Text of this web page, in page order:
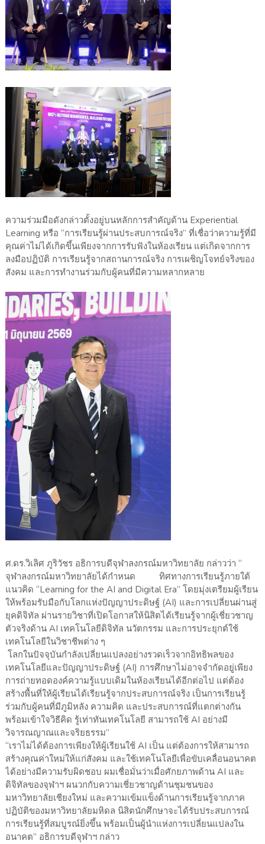
ความร่วมมือดังกล่าวตั้งอยู่บนหลักการสำคัญด้าน Experiential
Learning หรือ “การเรียนรู้ผ่านประสบการณ์จริง” ที่เชื่อว่าความรู้ที่มี
คุณค่าไม่ได้เกิดขึ้นเพียงจากการรับฟังในห้องเรียน แต่เกิดจากการ
ลงมือปฏิบัติ การเรียนรู้จากสถานการณ์จริง การเผชิญโจทย์จริงของ
สังคม และการทำงานร่วมกับผู้คนที่มีความหลากหลาย
ศ.ดร.วิเลิศ ภูริวัชร อธิการบดีจุฬาลงกรณ์มหาวิทยาลัย กล่าวว่า “
จุฬาลงกรณ์มหาวิทยาลัยได้กำหนด ทิศทางการเรียนรู้ภายใต้
แนวคิด “Learning for the AI and Digital Era” โดยมุ่งเตรียมผู้เรียน
ให้พร้อมรับมือกับโลกแห่งปัญญาประดิษฐ์ (AI) และการเปลี่ยนผ่านสู่
ยุคดิจิทัล ผ่านรายวิชาที่เปิดโอกาสให้นิสิตได้เรียนรู้จากผู้เชี่ยวชาญ
ตัวจริงด้าน AI เทคโนโลยีดิจิทัล นวัตกรรม และการประยุกต์ใช้
เทคโนโลยีในวิชาชีพต่าง ๆ
โลกในปัจจุบันกำลังเปลี่ยนแปลงอย่างรวดเร็วจากอิทธิพลของ
เทคโนโลยีและปัญญาประดิษฐ์ (AI) การศึกษาไม่อาจจำกัดอยู่เพียง
การถ่ายทอดองค์ความรู้แบบเดิมในห้องเรียนได้อีกต่อไป แต่ต้อง
สร้างพื้นที่ให้ผู้เรียนได้เรียนรู้จากประสบการณ์จริง เป็นการเรียนรู้
ร่วมกับผู้คนที่มีภูมิหลัง ความคิด และประสบการณ์ที่แตกต่างกัน
พร้อมเข้าใจวิธีคิด รู้เท่าทันเทคโนโลยี สามารถใช้ AI อย่างมี
วิจารณญาณและจริยธรรม”
“เราไม่ได้ต้องการเพียงให้ผู้เรียนใช้ AI เป็น แต่ต้องการให้สามารถ
สร้างคุณค่าใหม่ให้แก่สังคม และใช้เทคโนโลยีเพื่อขับเคลื่อนอนาคต
ได้อย่างมีความรับผิดชอบ ผมเชื่อมั่นว่าเมื่อศักยภาพด้าน AI และ
ดิจิทัลของจุฬาฯ ผนวกกับความเชี่ยวชาญด้านชุมชนของ
มหาวิทยาลัยเชียงใหม่ และความเข้มแข็งด้านการเรียนรู้จากภาค
ปฏิบัติของมหาวิทยาลัยมหิดล นิสิตนักศึกษาจะได้รับประสบการณ์
การเรียนรู้ที่สมบูรณ์ยิ่งขึ้น พร้อมเป็นผู้นำแห่งการเปลี่ยนแปลงใน
อนาคต” อธิการบดีจุฬาฯ กล่าว